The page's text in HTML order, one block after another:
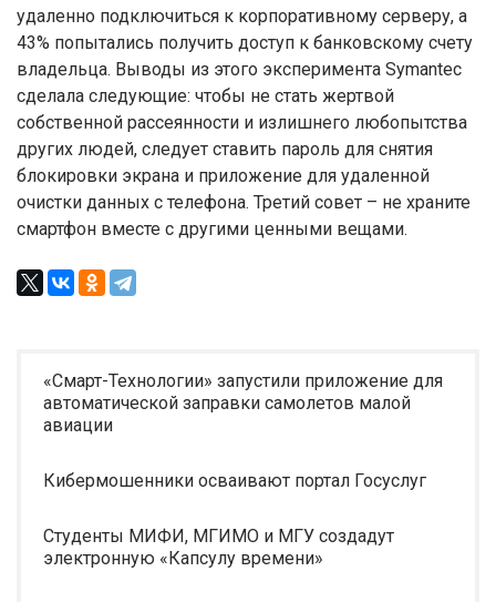
удаленно подключиться к корпоративному серверу, а
43% попытались получить доступ к банковскому счету
владельца. Выводы из этого эксперимента Symantec
сделала следующие: чтобы не стать жертвой
собственной рассеянности и излишнего любопытства
других людей, следует ставить пароль для снятия
блокировки экрана и приложение для удаленной
очистки данных с телефона. Третий совет – не храните
смартфон вместе с другими ценными вещами.
«Смарт-Технологии» запустили приложение для
автоматической заправки самолетов малой
авиации
Кибермошенники осваивают портал Госуслуг
Студенты МИФИ, МГИМО и МГУ создадут
электронную «Капсулу времени»